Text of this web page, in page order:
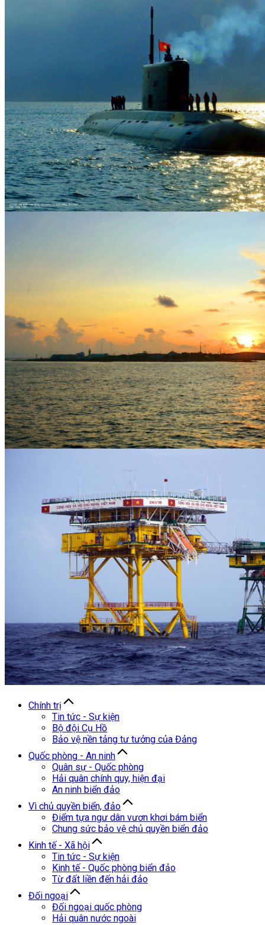
Chính trị
Tin tức - Sự kiện
Bộ đội Cụ Hồ
Bảo vệ nền tảng tư tưởng của Đảng
Quốc phòng - An ninh
Quân sự - Quốc phòng
Hải quân chính quy, hiện đại
An ninh biển đảo
Vì chủ quyền biển, đảo
Điểm tựa ngư dân vươn khơi bám biển
Chung sức bảo vệ chủ quyền biển đảo
Kinh tế - Xã hội
Tin tức - Sự kiện
Kinh tế - Quốc phòng biển đảo
Từ đất liền đến hải đảo
Đối ngoại
Đối ngoại quốc phòng
Hải quân nước ngoài